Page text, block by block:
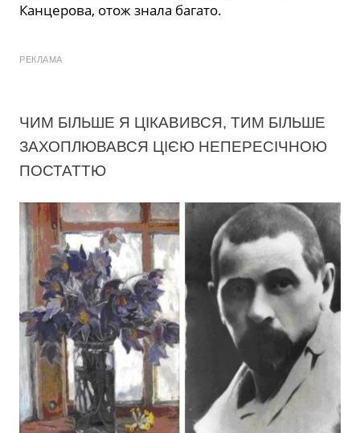
Канцерова, отож знала багато.
РЕКЛАМА
ЧИМ БІЛЬШЕ Я ЦІКАВИВСЯ, ТИМ БІЛЬШЕ
ЗАХОПЛЮВАВСЯ ЦІЄЮ НЕПЕРЕСІЧНОЮ
ПОСТАТТЮ